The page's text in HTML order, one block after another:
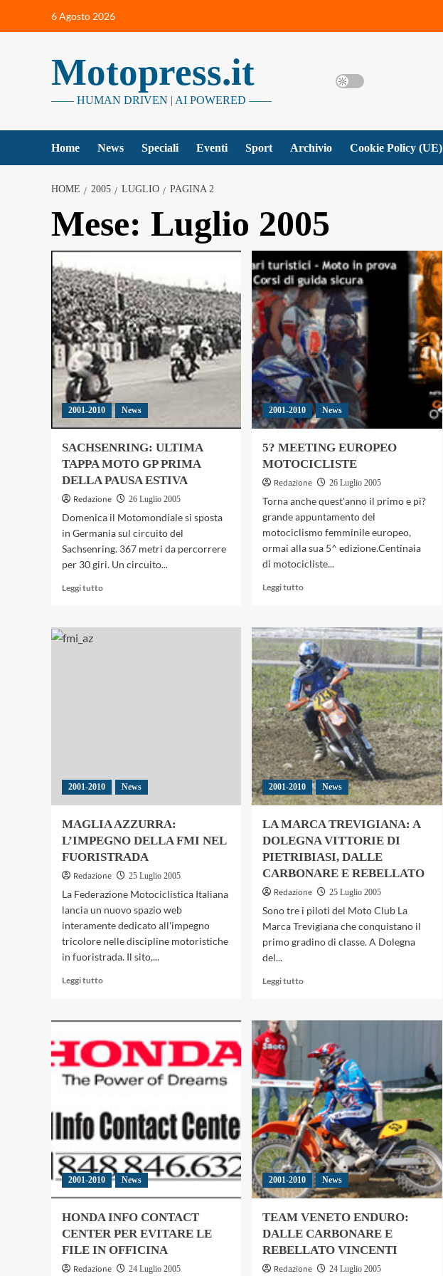
6 Agosto 2026
Motopress.it
—— HUMAN DRIVEN | AI POWERED ——
Home News Speciali Eventi Sport Archivio Cookie Policy (UE)
HOME 2005 LUGLIO PAGINA 2
Mese: Luglio 2005
2001-2010 News
SACHSENRING: ULTIMA
TAPPA MOTO GP PRIMA
DELLA PAUSA ESTIVA
Redazione 26 Luglio 2005
Domenica il Motomondiale si sposta
in Germania sul circuito del
Sachsenring. 367 metri da percorrere
per 30 giri. Un circuito...
Leggi tuttoLeggi
su
2001-2010 News
5? MEETING EUROPEO
MOTOCICLISTE
Redazione 26 Luglio 2005
Torna anche quest'anno il primo e pi?
grande appuntamento del
motociclismo femminile europeo,
ormai alla sua 5^ edizione.Centinaia
di motocicliste...
Leggi tuttoLeggi
su
5?
MEETING
EUROPEO
MOTOCICLISTE
2001-2010 News
MAGLIA AZZURRA:
L’IMPEGNO DELLA FMI NEL
FUORISTRADA
Redazione 25 Luglio 2005
La Federazione Motociclistica Italiana
lancia un nuovo spazio web
interamente dedicato all'impegno
tricolore nelle discipline motoristiche
in fuoristrada. Il sito,...
Leggi tuttoLeggi
su
AZZURRA:
L’IMPEGNO
DELLA
FMI
FUORISTRADA
2001-2010 News
LA MARCA TREVIGIANA: A
DOLEGNA VITTORIE DI
PIETRIBIASI, DALLE
CARBONARE E REBELLATO
Redazione 25 Luglio 2005
Sono tre i piloti del Moto Club La
Marca Trevigiana che conquistano il
primo gradino di classe. A Dolegna
del...
Leggi tuttoLeggi
su
MARCA
TREVIGIANA:
DOLEGNA
VITTORIE
DI
PIETRIBIASI,
DALLE
CARBONARE
E
REBELLATO
2001-2010 News
HONDA INFO CONTACT
CENTER PER EVITARE LE
FILE IN OFFICINA
Redazione 24 Luglio 2005
2001-2010 News
TEAM VENETO ENDURO:
DALLE CARBONARE E
REBELLATO VINCENTI
Redazione 24 Luglio 2005